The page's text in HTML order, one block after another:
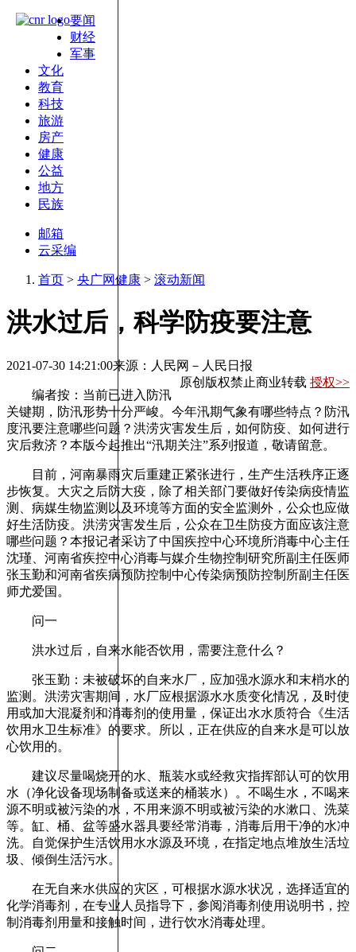
要闻
财经
军事
文化
教育
科技
旅游
房产
健康
公益
地方
民族
邮箱
云采编
首页 > 央广网健康 > 滚动新闻
洪水过后，科学防疫要注意
2021-07-30 14:21:00来源：人民网－人民日报
原创版权禁止商业转载 授权>>
编者按：当前已进入防汛
关键期，防汛形势十分严峻。今年汛期气象有哪些特点？防汛
度汛要注意哪些问题？洪涝灾害发生后，如何防疫、如何进行
灾后救济？本版今起推出“汛期关注”系列报道，敬请留意。
目前，河南暴雨灾后重建正紧张进行，生产生活秩序正逐
步恢复。大灾之后防大疫，除了相关部门要做好传染病疫情监
测、病媒生物监测以及环境等方面的安全监测外，公众也应做
好生活防疫。洪涝灾害发生后，公众在卫生防疫方面应该注意
哪些问题？本报记者采访了中国疾控中心环境所消毒中心主任
沈瑾、河南省疾控中心消毒与媒介生物控制研究所副主任医师
张玉勤和河南省疾病预防控制中心传染病预防控制所副主任医
师尤爱国。
问一
洪水过后，自来水能否饮用，需要注意什么？
张玉勤：未被破坏的自来水厂，应加强水源水和末梢水的
监测。洪涝灾害期间，水厂应根据源水水质变化情况，及时使
用或加大混凝剂和消毒剂的使用量，保证出水水质符合《生活
饮用水卫生标准》的要求。所以，正在供应的自来水是可以放
心饮用的。
建议尽量喝烧开的水、瓶装水或经救灾指挥部认可的饮用
水（净化设备现场制备或送来的桶装水）。不喝生水，不喝来
源不明或被污染的水，不用来源不明或被污染的水漱口、洗菜
等。缸、桶、盆等盛水器具要经常消毒，消毒后用干净的水冲
洗。自觉保护生活饮用水水源及环境，在指定地点堆放生活垃
圾、倾倒生活污水。
在无自来水供应的灾区，可根据水源水状况，选择适宜的
化学消毒剂，在专业人员指导下，参阅消毒剂使用说明书，控
制消毒剂用量和接触时间，进行饮水消毒处理。